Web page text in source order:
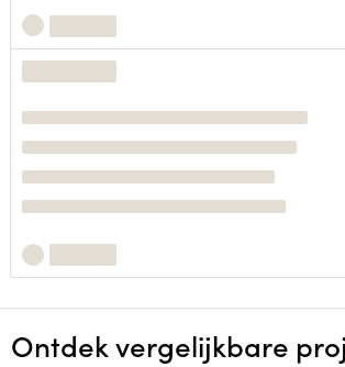
Ontdek vergelijkbare